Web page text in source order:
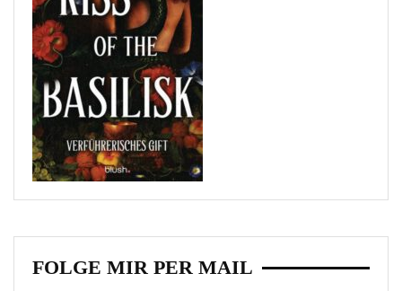
FOLGE MIR PER MAIL